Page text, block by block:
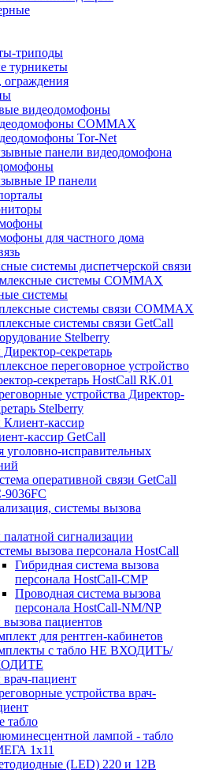
триподы
турникеты
ограждения
видеодомофоны
COMMAX
Tor-Net
панели видеодомофона
IP панели
для частного дома
системы диспетчерской связи
системы COMMAX
системы
системы связи COMMAX
системы связи GetCall
Stelberry
секретарь
переговорное устройство
секретарь HostCall RK.01
устройства Директор-
Stelberry
кассир
кассир GetCall
уголовно-исправительных
оперативной связи GetCall
9036FC
системы вызова
сигнализации
вызова персонала HostCall
Гибридная система вызова
персонала HostCall-CMP
Проводная система вызова
персонала HostCall-NM/NP
пациентов
для рентген-кабинетов
с табло НЕ ВХОДИТЬ/
пациент
устройства врач-
табло
лампой - табло
1х11
(LED) 220 и 12В